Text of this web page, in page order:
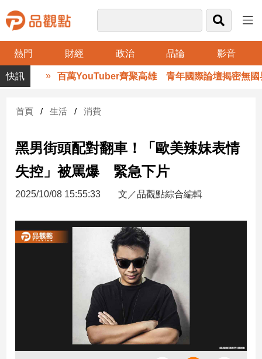
熱門 財經 政治 品論 影音
品
觀
財
台
財
新
產
經/
品
百萬YouTuber齊聚高雄 青年國際論壇揭密無國界
首頁 生活 消費
黑男街頭配對翻車！「歐美辣妹表情
失控」被罵爆 緊急下片
2025/10/08 15:55:33 文／品觀點綜合編輯